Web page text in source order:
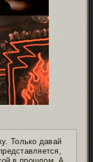
Только давай